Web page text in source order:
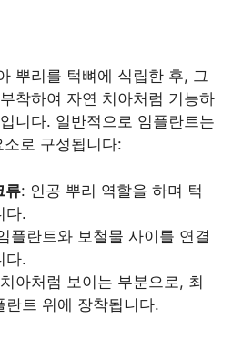
뿌리를 턱뼈에 식립한 후, 그
착하여 자연 치아처럼 기능하
니다. 일반적으로 임플란트는
로 구성됩니다:
류: 인공 뿌리 역할을 하며 턱
다.
플란트와 보철물 사이를 연결
다.
아처럼 보이는 부분으로, 최
란트 위에 장착됩니다.